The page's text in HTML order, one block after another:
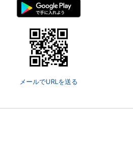
メールでURLを送る